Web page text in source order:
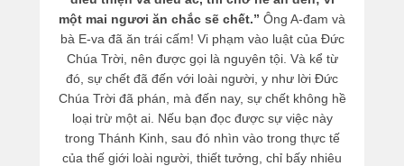
một mai ngươi ăn chắc sẽ chết.” Ông A-đam và
bà E-va đã ăn trái cấm! Vi phạm vào luật của Đức
Chúa Trời, nên được gọi là nguyên tội. Và kể từ
đó, sự chết đã đến với loài người, y như lời Đức
Chúa Trời đã phán, mà đến nay, sự chết không hề
loại trừ một ai. Nếu bạn đọc được sự việc này
trong Thánh Kinh, sau đó nhìn vào trong thực tế
của thế giới loài người, thiết tưởng, chỉ bấy nhiêu